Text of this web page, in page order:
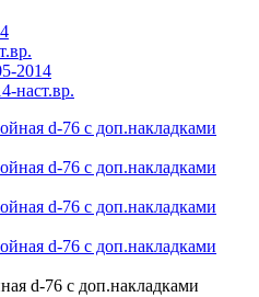
2014
наст.вр.
d-76 с доп.накладками